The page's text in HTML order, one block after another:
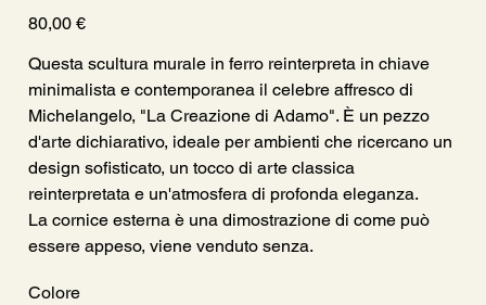
Prezzo
80,00 €
Questa scultura murale in ferro reinterpreta in chiave
minimalista e contemporanea il celebre affresco di
Michelangelo, "La Creazione di Adamo". È un pezzo
d'arte dichiarativo, ideale per ambienti che ricercano un
design sofisticato, un tocco di arte classica
reinterpretata e un'atmosfera di profonda eleganza.
La cornice esterna è una dimostrazione di come può
essere appeso, viene venduto senza.
Colore